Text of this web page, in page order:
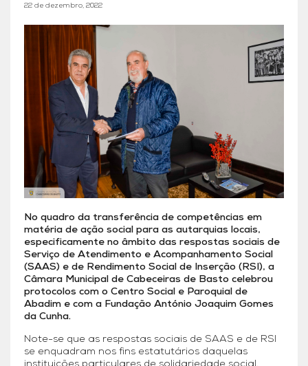
22 de dezembro, 2022
No quadro da transferência de competências em
matéria de ação social para as autarquias locais,
especificamente no âmbito das respostas sociais de
Serviço de Atendimento e Acompanhamento Social
(SAAS) e de Rendimento Social de Inserção (RSI), a
Câmara Municipal de Cabeceiras de Basto celebrou
protocolos com o Centro Social e Paroquial de
Abadim e com a Fundação António Joaquim Gomes
da Cunha.
Note-se que as respostas sociais de SAAS e de RSI
se enquadram nos fins estatutários daquelas